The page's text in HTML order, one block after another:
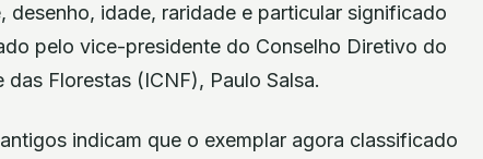
idade, raridade e particular significado
pelo vice-presidente do Conselho Diretivo do
Florestas (ICNF), Paulo Salsa.
indicam que o exemplar agora classificado